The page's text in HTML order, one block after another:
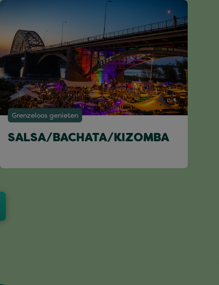
Grenzeloos genieten
SALSA/BACHATA/KIZOMBA